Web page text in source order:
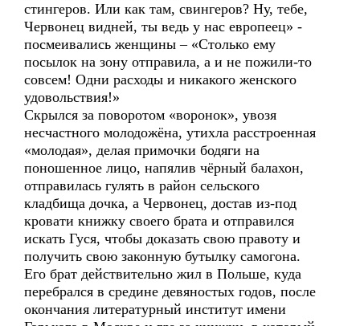
стингеров. Или как там, свингеров? Ну, тебе,
Червонец видней, ты ведь у нас европеец» -
посмеивались женщины – «Столько ему
посылок на зону отправила, а и не пожили-то
совсем! Одни расходы и никакого женского
удовольствия!»
Скрылся за поворотом «воронок», увозя
несчастного молодожёна, утихла расстроенная
«молодая», делая примочки бодяги на
поношенное лицо, напялив чёрный балахон,
отправилась гулять в район сельского
кладбища дочка, а Червонец, достав из-под
кровати книжку своего брата и отправился
искать Гуся, чтобы доказать свою правоту и
получить свою законную бутылку самогона.
Его брат действительно жил в Польше, куда
перебрался в средине девяностых годов, после
окончания литературный институт имени